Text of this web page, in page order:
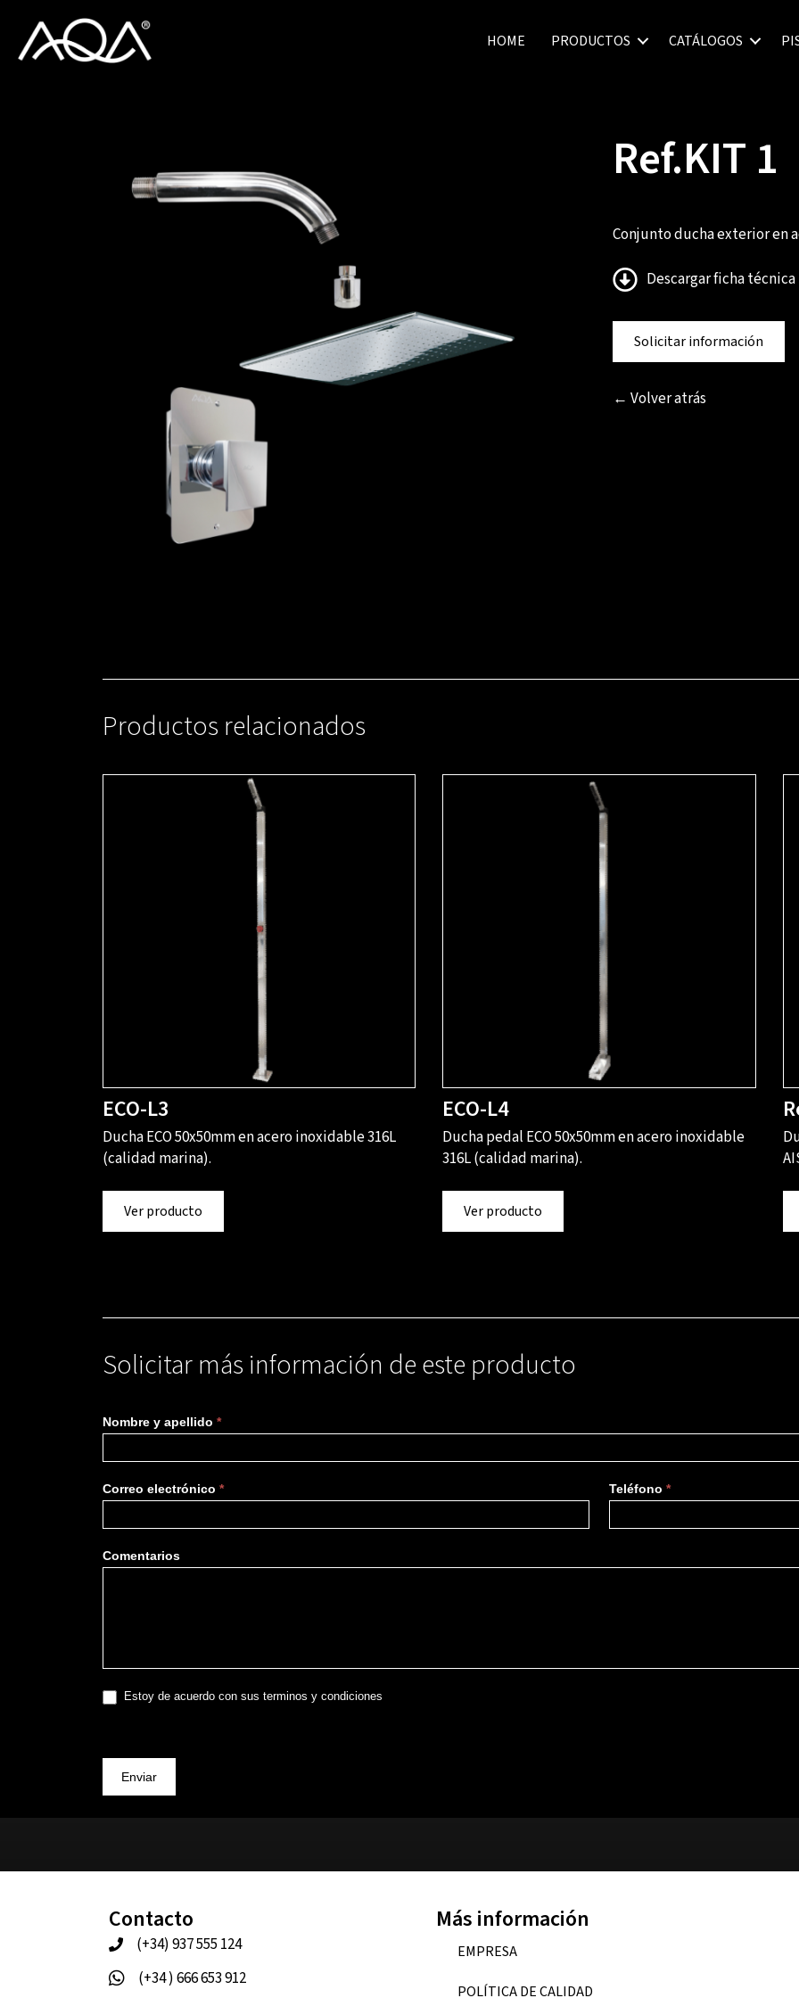
HOME PRODUCTOS CATÁLOGOS
Ref.KIT 1
Conjunto ducha exterior en
Descargar ficha técnica
Solicitar información
← Volver atrás
Productos relacionados
ECO-L3
Ducha ECO 50x50mm en acero inoxidable 316L
(calidad marina).
Ver producto
ECO-L4
Ducha pedal ECO 50x50mm en acero inoxidable
316L (calidad marina).
Ver producto
Solicitar más información de este producto
Más
información
Nombre y apellido *
Correo electrónico * Teléfono*
Comentarios
Estoy de acuerdo con sus terminos y condiciones
Enviar
Contacto
(+34) 937 555 124
(+34 ) 666 653 912
Más información
EMPRESA
POLÍTICA DE CALIDAD